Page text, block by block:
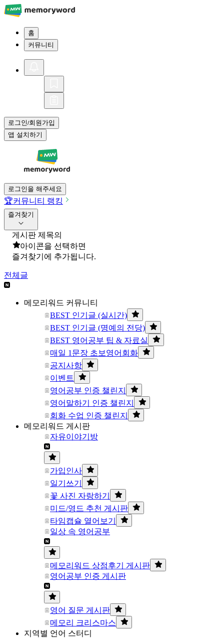
홈
커뮤니티
로그인/회원가입
앱 설치하기
로그인을 해주세요
🏆커뮤니티 랭킹
즐겨찾기
게시판 제목의
아이콘을 선택하면
즐겨찾기에 추가됩니다.
전체글
메모리워드 커뮤니티
BEST 인기글 (실시간)
BEST 인기글 (명예의 전당)
BEST 영어공부 팁 & 자료실
매일 1문장 초보영어회화
공지사항
이벤트
영어공부 인증 챌린지
영어말하기 인증 챌린지
회화 수업 인증 챌린지
메모리워드 게시판
자유이야기방
가입인사
일기쓰기
꽃 사진 자랑하기
미드/영드 추천 게시판
타임캡슐 열어보기
일상 속 영어공부
메모리워드 상점후기 게시판
영어공부 인증 게시판
영어 질문 게시판
메모리 크리스마스
지역별 언어 스터디